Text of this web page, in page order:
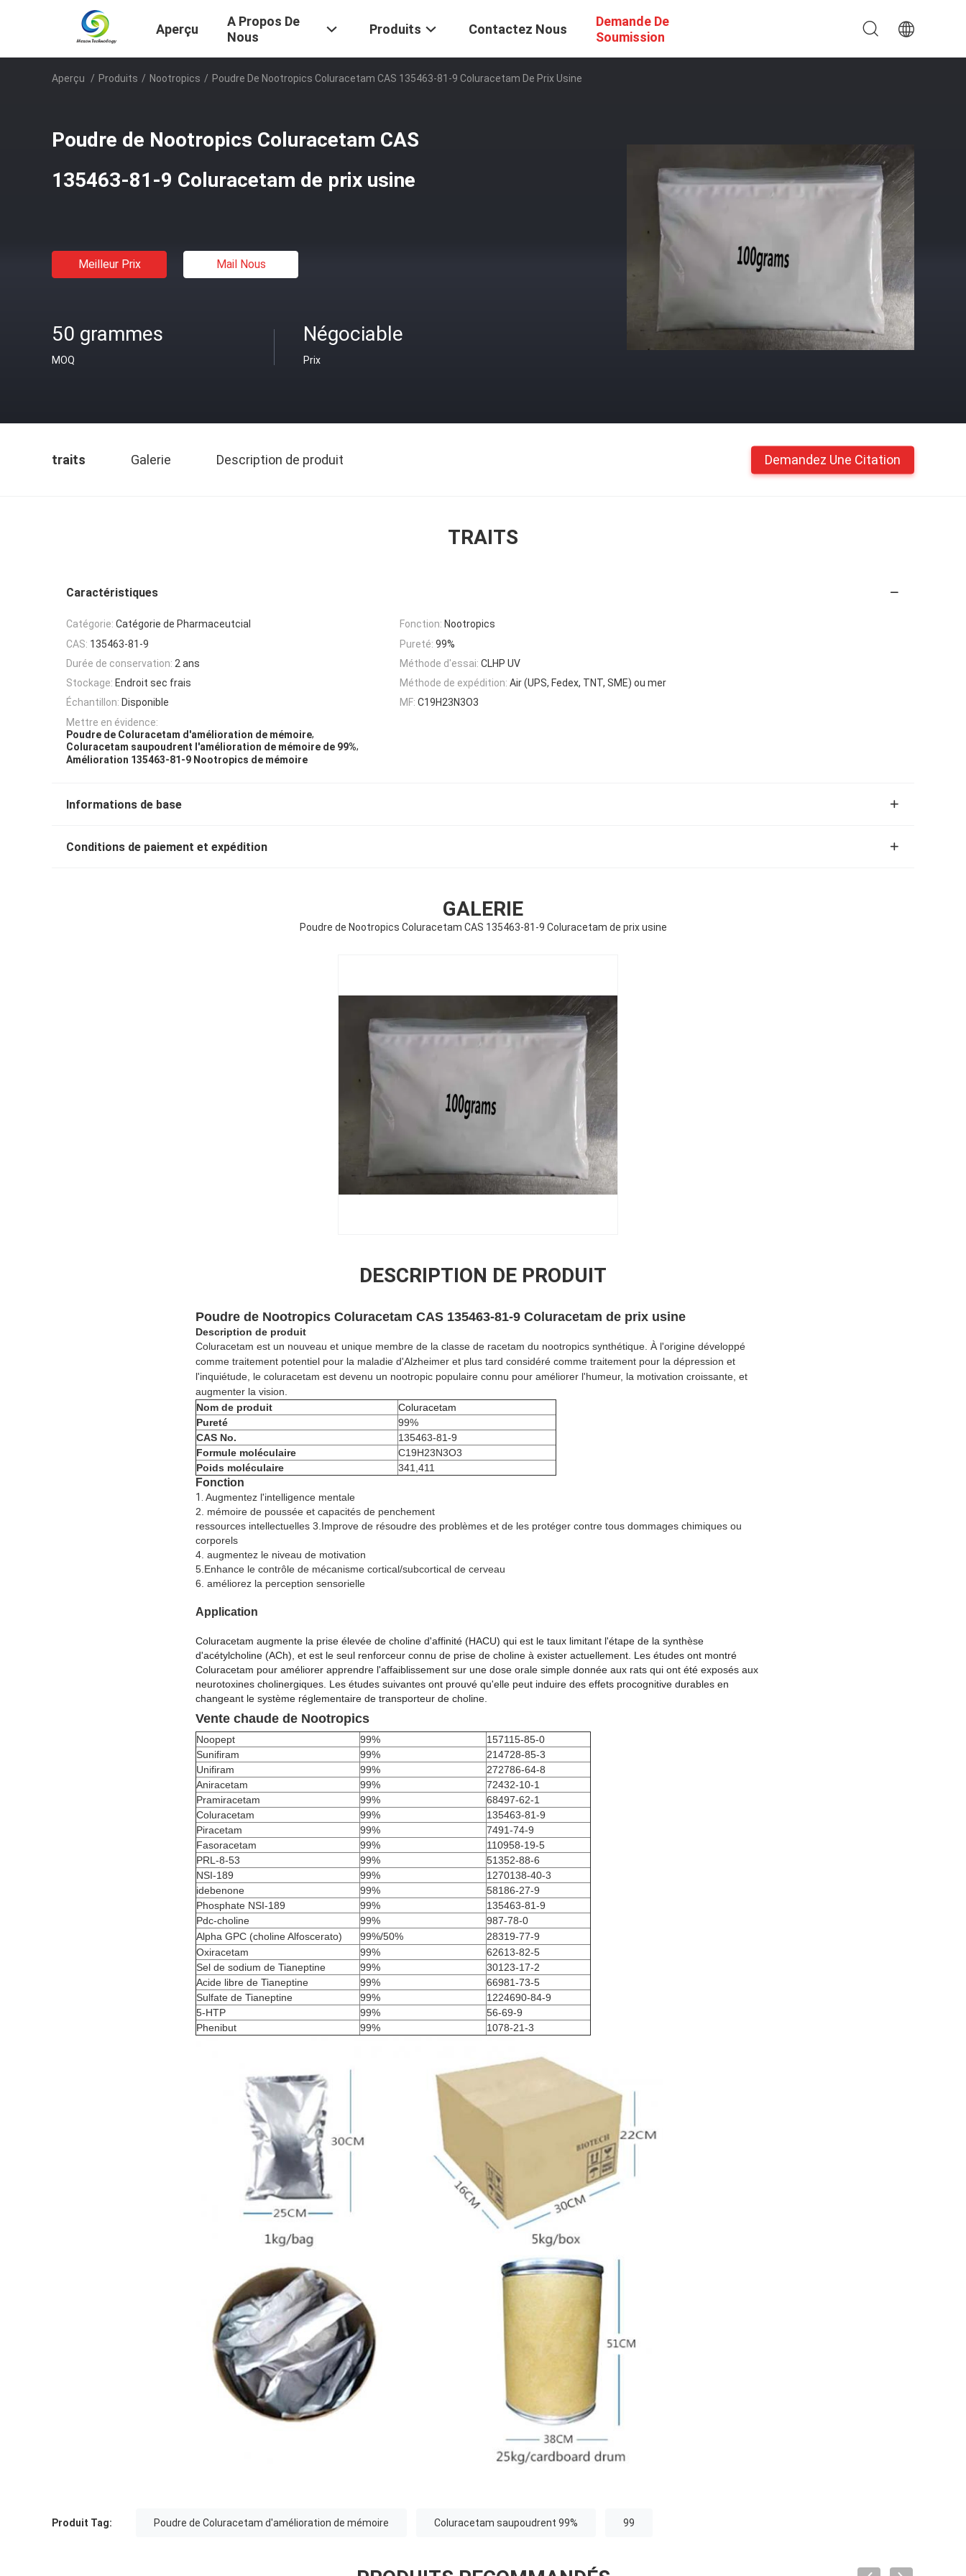
Aperçu
A Propos De
Nous
Produits Contactez Nous
Demande De
Soumission
Aperçu / Produits / Nootropics / Poudre De Nootropics Coluracetam CAS 135463-81-9 Coluracetam De Prix Usine
Poudre de Nootropics Coluracetam CAS
135463-81-9 Coluracetam de prix usine
Meilleur Prix Mail Nous
50 grammes
MOQ
Négociable
Prix
traits Galerie Description de produit Demandez Une Citation
TRAITS
Caractéristiques
Catégorie: Catégorie de Pharmaceutcial Fonction: Nootropics
CAS: 135463-81-9 Pureté: 99%
Durée de conservation: 2 ans Méthode d'essai: CLHP UV
Stockage: Endroit sec frais Méthode de expédition: Air (UPS, Fedex, TNT, SME) ou mer
Échantillon: Disponible MF: C19H23N3O3
Mettre en évidence:
Poudre de Coluracetam d'amélioration de mémoire,
Coluracetam saupoudrent l'amélioration de mémoire de 99%,
Amélioration 135463-81-9 Nootropics de mémoire
Informations de base
Conditions de paiement et expédition
GALERIE
Poudre de Nootropics Coluracetam CAS 135463-81-9 Coluracetam de prix usine
DESCRIPTION DE PRODUIT
Poudre de Nootropics Coluracetam CAS 135463-81-9 Coluracetam de prix usine
Description de produit
Coluracetam est un nouveau et unique membre de la classe de racetam du nootropics synthétique. À l'origine développé
comme traitement potentiel pour la maladie d'Alzheimer et plus tard considéré comme traitement pour la dépression et
l'inquiétude, le coluracetam est devenu un nootropic populaire connu pour améliorer l'humeur, la motivation croissante, et
augmenter la vision.
Nom de produit
Coluracetam
Pureté
99%
CAS No.
135463-81-9
Formule moléculaire
C19H23N3O3
Poids moléculaire
341,411
Fonction
1. Augmentez l'intelligence mentale
2. mémoire de poussée et capacités de penchement
ressources intellectuelles 3.Improve de résoudre des problèmes et de les protéger contre tous dommages chimiques ou
corporels
4. augmentez le niveau de motivation
5.Enhance le contrôle de mécanisme cortical/subcortical de cerveau
6. améliorez la perception sensorielle
Application
Coluracetam augmente la prise élevée de choline d'affinité (HACU) qui est le taux limitant l'étape de la synthèse
d'acétylcholine (ACh), et est le seul renforceur connu de prise de choline à exister actuellement. Les études ont montré
Coluracetam pour améliorer apprendre l'affaiblissement sur une dose orale simple donnée aux rats qui ont été exposés aux
neurotoxines cholinergiques. Les études suivantes ont prouvé qu'elle peut induire des effets procognitive durables en
changeant le système réglementaire de transporteur de choline.
Vente chaude de Nootropics
Noopept 99%
157115-85-0
Sunifiram
99%
214728-85-3
Unifiram
99%
272786-64-8
Aniracetam
99%
72432-10-1
Pramiracetam
99%
68497-62-1
Coluracetam
99%
135463-81-9
Piracetam
99%
7491-74-9
Fasoracetam
99%
110958-19-5
PRL-8-53
99%
51352-88-6
NSI-189
99%
1270138-40-3
idebenone
99%
58186-27-9
Phosphate NSI-189
99%
135463-81-9
Pdc-choline
99%
987-78-0
Alpha GPC (choline Alfoscerato)
99%/50%
28319-77-9
Oxiracetam
99%
62613-82-5
Sel de sodium de Tianeptine
99%
30123-17-2
Acide libre de Tianeptine
99%
66981-73-5
Sulfate de Tianeptine
99%
1224690-84-9
5-HTP
99%
56-69-9
Phenibut
99% 1078-21-3
Produit Tag: Poudre de Coluracetam d'amélioration de mémoire Coluracetam saupoudrent 99% 99